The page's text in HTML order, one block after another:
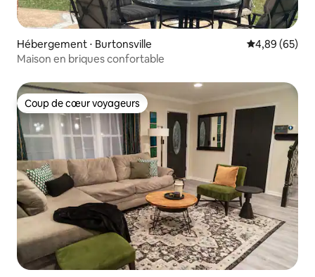
Hébergement ⋅ Burtonsville Évaluation
4,89 (65)
Maison en briques confortable
Coup de cœur voyageurs
Coup de cœur voyageurs